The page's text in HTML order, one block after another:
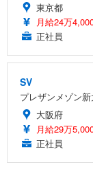
東京都
月給24万
正社員
SV
プレザンメゾン新
大阪府
月給29万
正社員